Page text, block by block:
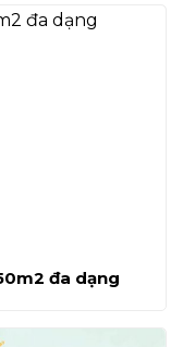
đa dạng